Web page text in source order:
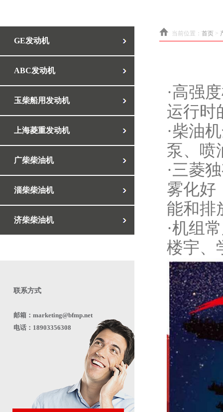
GE发动机
ABC发动机
玉柴船用发动机
上海菱重发动机
广柴柴油机
淄柴柴油机
济柴柴油机
联系方式
邮箱：marketing@bfmp.net
电话：18903356308
当前位置： 首页 >
·高强
运行时
·柴油
泵、喷
·三菱
雾化好
能和排
·机组
楼宇、